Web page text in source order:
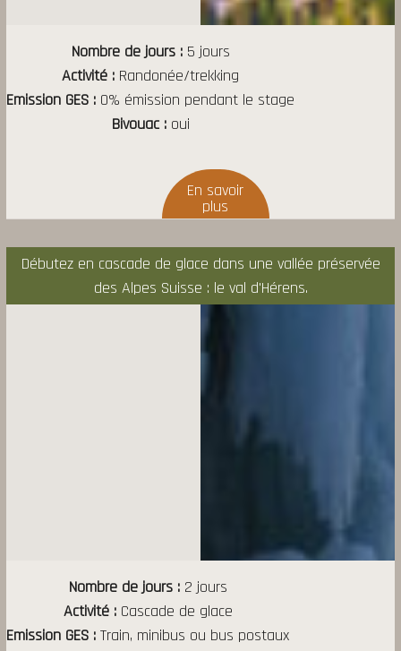
Nombre de jours
5 jours
Activité
Randonée/trekking
Emission GES
0% émission pendant le stage
Bivouac
oui
Débutez en cascade de glace dans une vallée préservée
des Alpes Suisse : le val d'Hérens.
Nombre de jours
2 jours
Activité
Cascade de glace
Emission GES Train, minibus ou bus postaux